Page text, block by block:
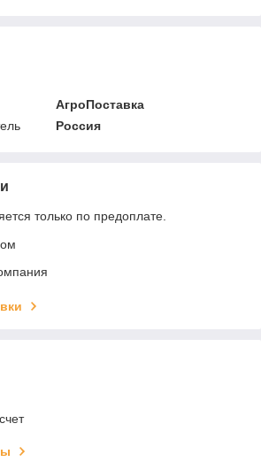
АгроПоставка
Россия
только по предоплате.